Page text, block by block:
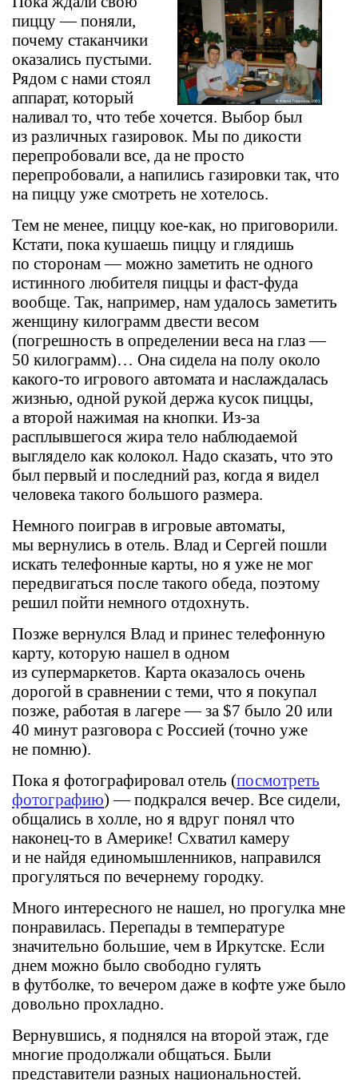
пиццу — поняли,
почему стаканчики
оказались пустыми.
Рядом с нами стоял
аппарат, который
наливал то, что тебе хочется. Выбор был
из различных газировок. Мы по дикости
перепробовали все, да не просто
перепробовали, а напились газировки так, что
на пиццу уже смотреть не хотелось.
Тем не менее, пиццу кое-как, но приговорили.
Кстати, пока кушаешь пиццу и глядишь
по сторонам — можно заметить не одного
истинного любителя пиццы и фаст-фуда
вообще. Так, например, нам удалось заметить
женщину килограмм двести весом
(погрешность в определении веса на глаз —
50 килограмм)… Она сидела на полу около
какого-то игрового автомата и наслаждалась
жизнью, одной рукой держа кусок пиццы,
а второй нажимая на кнопки. Из-за
расплывшегося жира тело наблюдаемой
выглядело как колокол. Надо сказать, что это
был первый и последний раз, когда я видел
человека такого большого размера.
Немного поиграв в игровые автоматы,
мы вернулись в отель. Влад и Сергей пошли
искать телефонные карты, но я уже не мог
передвигаться после такого обеда, поэтому
решил пойти немного отдохнуть.
Позже вернулся Влад и принес телефонную
карту, которую нашел в одном
из супермаркетов. Карта оказалось очень
дорогой в сравнении с теми, что я покупал
позже, работая в лагере — за $7 было 20 или
40 минут разговора с Россией (точно уже
не помню).
Пока я фотографировал отель (посмотреть
фотографию) — подкрался вечер. Все сидели,
общались в холле, но я вдруг понял что
наконец-то в Америке! Схватил камеру
и не найдя единомышленников, направился
прогуляться по вечернему городку.
Много интересного не нашел, но прогулка мне
понравилась. Перепады в температуре
значительно большие, чем в Иркутске. Если
днем можно было свободно гулять
в футболке, то вечером даже в кофте уже было
довольно прохладно.
Вернувшись, я поднялся на второй этаж, где
многие продолжали общаться. Были
представители разных национальностей.